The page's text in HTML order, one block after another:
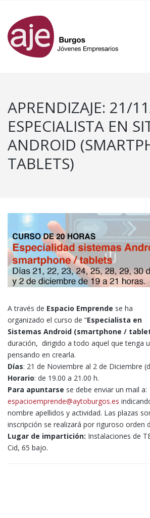
APRENDIZAJE: 21/
ESPECIALISTA EN
ANDROID
TABLETS)
A través de Espacio Emprende se ha
organizado el curso de “Especialista en
Sistemas Android (smartphone /
duración, dirigido a todo aquel que tenga
pensando en crearla.
Días: 21 de Noviembre al 2 de Diciembre
Horario: de 19.00 a 21.00 h.
Para apuntarse se debe enviar un mail a:
espacioemprende@aytoburgos.es
nombre apellidos y actividad. Las plazas
inscripción se realizará por riguroso orden
Lugar de impartición: Instalaciones de
Cid, 65 bajo.